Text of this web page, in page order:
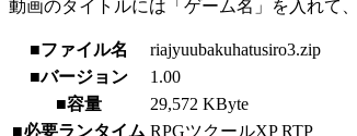
動画のタイトルには「ゲーム名」を入れて
■ファイル名
riajyuubakuhatusiro3.zip
■バージョン
1.00
■容量
29,572 KByte
■必要ランタイム RPGツクールXP RTP